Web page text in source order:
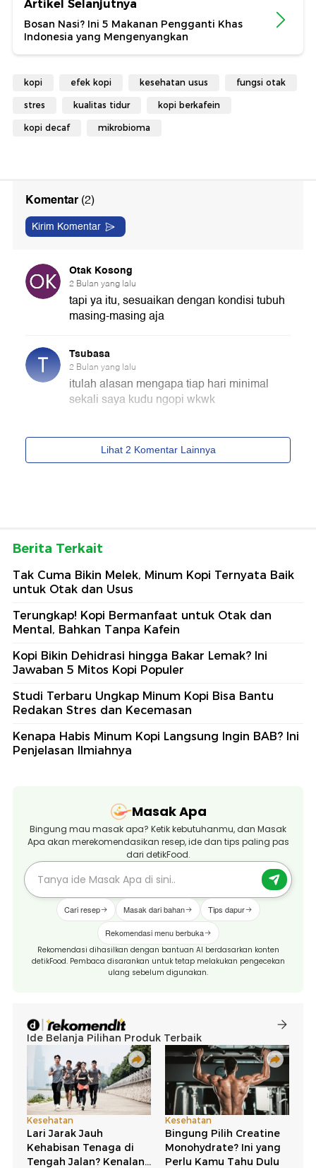
Artikel Selanjutnya
Bosan Nasi? Ini 5 Makanan Pengganti Khas
Indonesia yang Mengenyangkan
kopi efek kopi kesehatan usus fungsi otak
stres kualitas tidur kopi berkafein
kopi decaf mikrobioma
Berita Terkait
Tak Cuma Bikin Melek, Minum Kopi Ternyata Baik
untuk Otak dan Usus
Terungkap! Kopi Bermanfaat untuk Otak dan
Mental, Bahkan Tanpa Kafein
Kopi Bikin Dehidrasi hingga Bakar Lemak? Ini
Jawaban 5 Mitos Kopi Populer
Studi Terbaru Ungkap Minum Kopi Bisa Bantu
Redakan Stres dan Kecemasan
Kenapa Habis Minum Kopi Langsung Ingin BAB? Ini
Penjelasan Ilmiahnya
Masak Apa
Bingung mau masak apa? Ketik kebutuhanmu, dan Masak
Apa akan merekomendasikan resep, ide dan tips paling pas
dari detikFood.
Cari resep Masak dari bahan Tips dapur
Rekomendasi menu berbuka
Rekomendasi dihasilkan dengan bantuan AI berdasarkan konten
detikFood. Pembaca disarankan untuk tetap melakukan pengecekan
ulang sebelum digunakan.